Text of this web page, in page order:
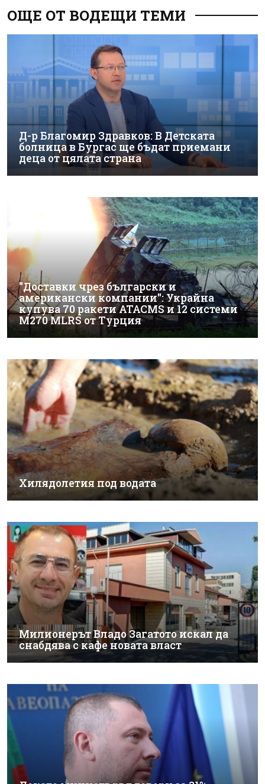
ОЩЕ ОТ ВОДЕЩИ ТЕМИ
Д-р Благомир Здравков: В Детската
болница в Бургас ще бъдат приемани
деца от цялата страна
"Доставки чрез български и
американски компании": Украйна
купува 70 ракети ATACMS и 12 системи
M270 MLRS от Турция
Хилядолетия под водата
Милионерът Владо Загатото искал да
снабдява с кафе новата власт